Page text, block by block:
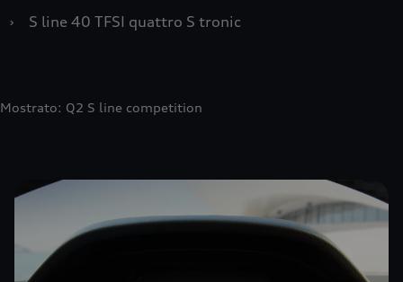
›
S line 40 TFSI quattro S tronic
Mostrato: Q2 S line competition